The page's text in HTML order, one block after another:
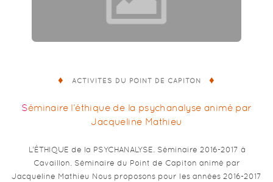
ACTIVITÉS DU POINT DE CAPITON
Séminaire l’éthique de la psychanalyse animé par
Jacqueline Mathieu
L’ÉTHIQUE de la PSYCHANALYSE. Séminaire 2016-2017 à
Cavaillon. Séminaire du Point de Capiton animé par
Jacqueline Mathieu Nous proposons pour les années 2016-2017